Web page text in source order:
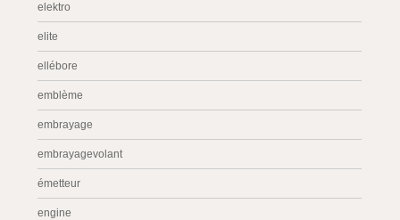
elektro
elite
ellébore
emblème
embrayage
embrayagevolant
émetteur
engine